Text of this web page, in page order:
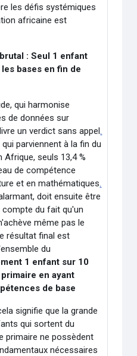
les défis systémiques
africaine est
: Seul 1 enfant
bases en fin de
qui harmonise
de données sur
un verdict sans appel.
parviennent à la fin du
Afrique, seuls 13,4 %
de compétence
et en mathématiques.
doit ensuite être
du fait qu'un
même pas le
résultat final est
du
1 enfant sur 10
en ayant
de base
signifie que la grande
qui sortent du
primaire ne possèdent
nécessaires